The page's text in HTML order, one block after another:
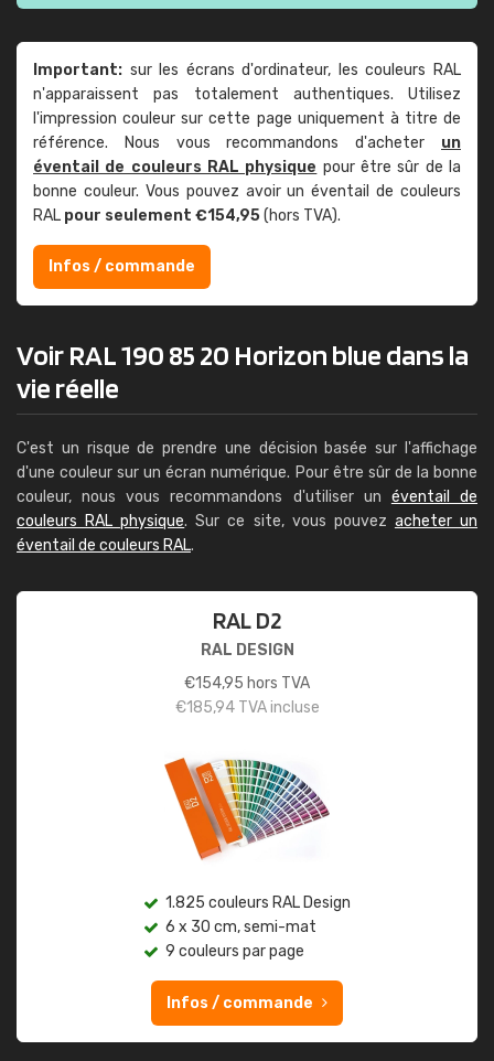
Important: sur les écrans d'ordinateur, les couleurs RAL
n'apparaissent pas totalement authentiques. Utilisez
l'impression couleur sur cette page uniquement à titre de
référence. Nous vous recommandons d'acheter un
éventail de couleurs RAL physique pour être sûr de la
bonne couleur. Vous pouvez avoir un éventail de couleurs
RAL pour seulement €154,95(hors TVA).
Infos / commande
Voir RAL 190 85 20 Horizon blue dans la
vie réelle
C'est un risque de prendre une décision basée sur l'affichage
d'une couleur sur un écran numérique. Pour être sûr de la bonne
couleur, nous vous recommandons d'utiliser un éventail de
couleurs RAL physique. Sur ce site, vous pouvez acheter un
éventail de couleurs RAL.
RAL D2
RAL DESIGN
€154,95 hors TVA
€185,94TVA incluse
1.825 couleurs RAL Design
6 x 30 cm, semi-mat
9 couleurs par page
Infos / commande